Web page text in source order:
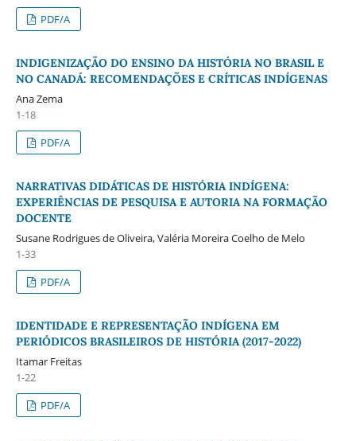
PDF/A
INDIGENIZAÇÃO DO ENSINO DA HISTÓRIA NO BRASIL E
NO CANADÁ: RECOMENDAÇÕES E CRÍTICAS INDÍGENAS
Ana Zema
1-18
PDF/A
NARRATIVAS DIDÁTICAS DE HISTÓRIA INDÍGENA:
EXPERIÊNCIAS DE PESQUISA E AUTORIA NA FORMAÇÃO
DOCENTE
Susane Rodrigues de Oliveira, Valéria Moreira Coelho de Melo
1-33
PDF/A
IDENTIDADE E REPRESENTAÇÃO INDÍGENA EM
PERIÓDICOS BRASILEIROS DE HISTÓRIA (2017-2022)
Itamar Freitas
1-22
PDF/A